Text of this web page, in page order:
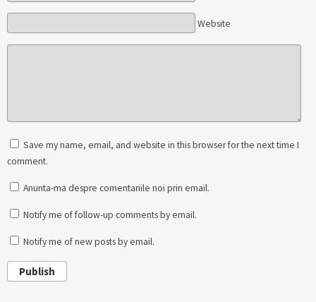
Website
Save my name, email, and website in this browser for the next time I
comment.
Anunta-ma despre comentariile noi prin email.
Notify me of follow-up comments by email.
Notify me of new posts by email.
Publish